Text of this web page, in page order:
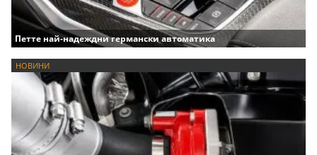
Петте най-надеждни германски автоматика
НОВИНИ